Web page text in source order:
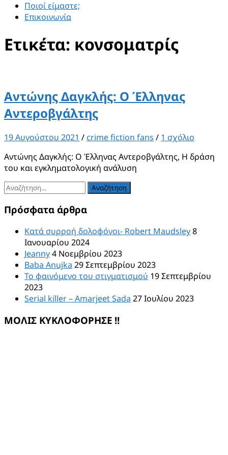
Ποιοί είμαστε;
Επικοινωνία
Ετικέτα: κονσοματρίς
Αντώνης Δαγκλής: Ο Έλληνας
Αντεροβγάλτης
19 Αυγούστου 2021 / crime fiction fans / 1 σχόλιο
Αντώνης Δαγκλής: Ο Έλληνας Αντεροβγάλτης, Η δράση
του και εγκληματολογική ανάλυση
Αναζήτηση
για:
Πρόσφατα άρθρα
Κατά συρροή δολοφόνοι- Robert Maudsley8
Ιανουαρίου 2024
Jeanny4 Νοεμβρίου 2023
Baba Anujka 29 Σεπτεμβρίου 2023
Το φαινόμενο του στιγματισμού 19 Σεπτεμβρίου
2023
Serial killer – Amarjeet Sada 27 Ιουλίου 2023
ΜΟΛΙΣ ΚΥΚΛΟΦΟΡΗΣΕ !!